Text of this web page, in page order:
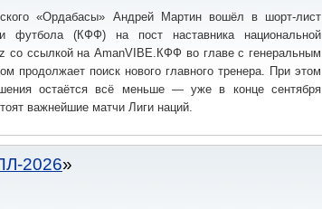
«Ордабасы» Андрей Мартин вошёл в шорт-лист
футбола (КФФ) на пост наставника национальной
со ссылкой на AmanVIBE.КФФ во главе с генеральным
продолжает поиск нового главного тренера. При этом
остаётся всё меньше — уже в конце сентября
важнейшие матчи Лиги наций.
2026